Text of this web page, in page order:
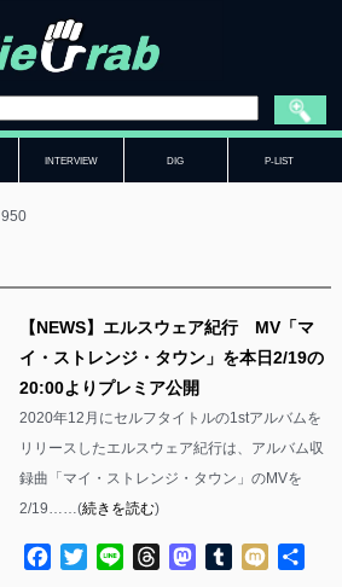
INTERVIEW DIG P-LIST
【NEWS】エルスウェア紀行 MV「マ
イ・ストレンジ・タウン」を本日2/19の
20:00よりプレミア公開
2020年12月にセルフタイトルの1stアルバムを
リリースしたエルスウェア紀行は、アルバム収
録曲「マイ・ストレンジ・タウン」のMVを
2/19……(続きを読む)
Facebook
TwitterLine ThreadsMastodon
Tumblr
Mixi